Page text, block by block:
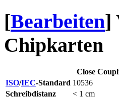
[Bearbeiten]
Chipkarten
Close
ISO/IEC-Standard 10536
Schreibdistanz
< 1 cm